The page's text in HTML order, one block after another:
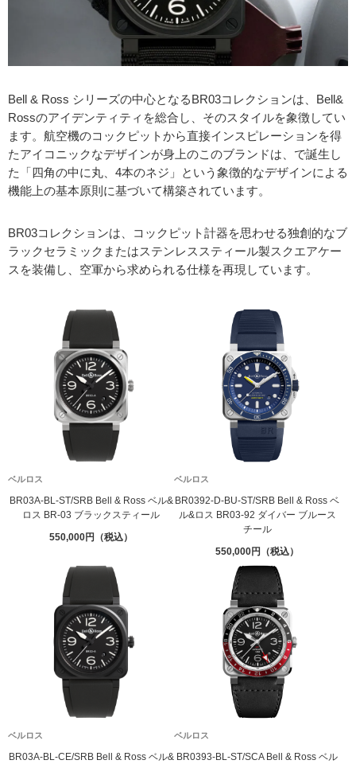
Bell & Ross シリーズの中心となるBR03コレクションは、Bell&
Rossのアイデンティティを総合し、そのスタイルを象徴してい
ます。航空機のコックピットから直接インスピレーションを得
たアイコニックなデザインが身上のこのブランドは、で誕生し
た「四角の中に丸、4本のネジ」という象徴的なデザインによる
機能上の基本原則に基づいて構築されています。
BR03コレクションは、コックピット計器を思わせる独創的なブ
ラックセラミックまたはステンレススティール製スクエアケー
スを装備し、空軍から求められる仕様を再現しています。
ベルロス
BR03A-BL-ST/SRB Bell & Ross ベル&
ロス BR-03 ブラックスティール
550,000
ベルロス
BR0392-D-BU-ST/SRB Bell & Ross ベ
ル&ロス BR03-92 ダイバー ブルース
チール
550,000
ベルロス
BR03A-BL-CE/SRB Bell & Ross ベル&
ベルロス
BR0393-BL-ST/SCA Bell & Ross ベル